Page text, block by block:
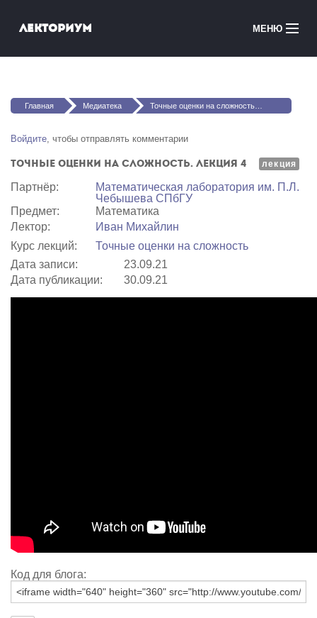
Лекториум МЕНЮ
Медиатека
Courses in English
Вы здесь
Главная Медиатека Точные оценки на сложность. Лекция 4
Войдите, чтобы отправлять комментарии
Точные оценки на сложность. Лекция 4 лекция
Партнёр:
Математичеcкая лаборатория им. П.Л.
Чебышева СПбГУ
Предмет:
Математика
Лектор:
Иван Михайлин
Курс лекций:
Точные оценки на сложность
Дата записи:
23.09.21
Дата публикации:
30.09.21
Код для блога: